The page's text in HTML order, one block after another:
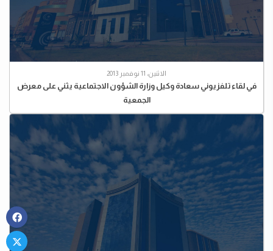
الاثنين، 11 نوفمبر 2013
في لقاء تلفزيوني سعادة وكيل وزارة الشؤون الاجتماعية يثني على معرض
الجمعية